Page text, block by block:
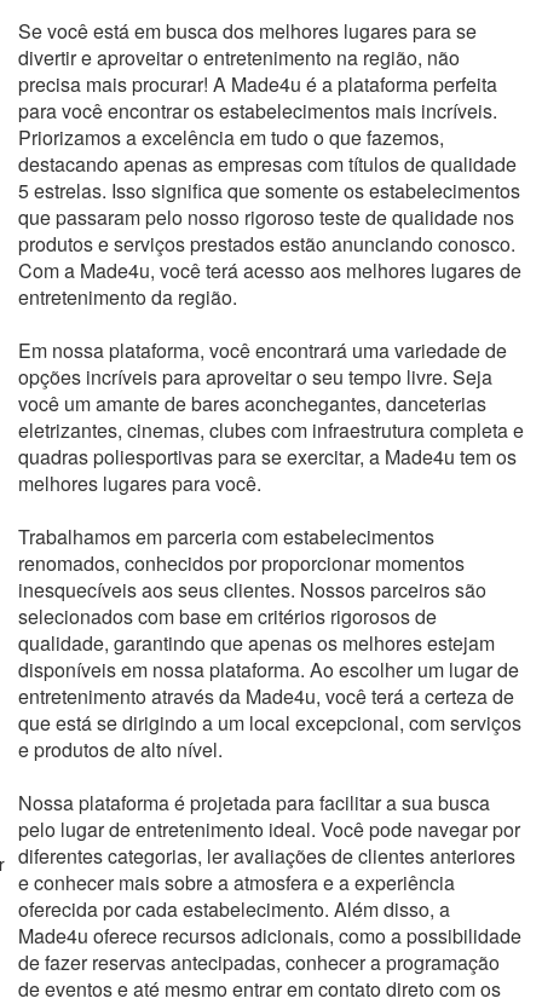
Se você está em busca dos melhores lugares para se
divertir e aproveitar o entretenimento na região, não
precisa mais procurar! A Made4u é a plataforma perfeita
para você encontrar os estabelecimentos mais incríveis.
Priorizamos a excelência em tudo o que fazemos,
destacando apenas as empresas com títulos de qualidade
5 estrelas. Isso significa que somente os estabelecimentos
que passaram pelo nosso rigoroso teste de qualidade nos
produtos e serviços prestados estão anunciando conosco.
Com a Made4u, você terá acesso aos melhores lugares de
entretenimento da região.
Em nossa plataforma, você encontrará uma variedade de
opções incríveis para aproveitar o seu tempo livre. Seja
você um amante de bares aconchegantes, danceterias
eletrizantes, cinemas, clubes com infraestrutura completa e
quadras poliesportivas para se exercitar, a Made4u tem os
melhores lugares para você.
Trabalhamos em parceria com estabelecimentos
renomados, conhecidos por proporcionar momentos
inesquecíveis aos seus clientes. Nossos parceiros são
selecionados com base em critérios rigorosos de
qualidade, garantindo que apenas os melhores estejam
disponíveis em nossa plataforma. Ao escolher um lugar de
entretenimento através da Made4u, você terá a certeza de
que está se dirigindo a um local excepcional, com serviços
e produtos de alto nível.
Nossa plataforma é projetada para facilitar a sua busca
pelo lugar de entretenimento ideal. Você pode navegar por
diferentes categorias, ler avaliações de clientes anteriores
e conhecer mais sobre a atmosfera e a experiência
oferecida por cada estabelecimento. Além disso, a
Made4u oferece recursos adicionais, como a possibilidade
de fazer reservas antecipadas, conhecer a programação
de eventos e até mesmo entrar em contato direto com os